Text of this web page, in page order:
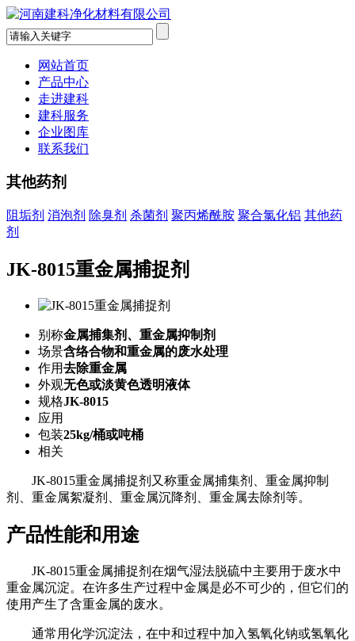
网站首页
产品中心
走进建科
建科服务
企业图库
联系我们
其他药剂
阻垢剂 消泡剂 除臭剂 杀菌剂 聚丙烯酰胺 聚合氯化铝 其他药
剂
JK-8015重金属捕捉剂
别称金属捕集剂、重金属抑制剂
场景含络合物和重金属的废水处理
作用去除重金属
外观无色或淡黄色透明液体
规格JK-8015
应用
包装25kg/桶或吨桶
相关
JK-8015重金属捕捉剂又称重金属捕集剂、重金属抑制
剂、重金属絮凝剂、重金属沉降剂、重金属去除剂等。
产品性能和用途
JK-8015重金属捕捉剂在烟气湿法脱硫中主要用于废水中
重金属沉淀。在许多生产过程中金属是必不可少的，但它们的
使用产生了含重金属的废水。
通常用化学沉淀法，在中和过程中加入氢氧化钠或氢氧化